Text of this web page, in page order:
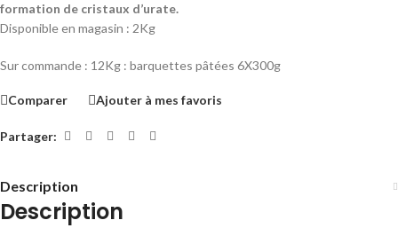
formation de cristaux d’urate.
Disponible en magasin : 2Kg
Sur commande : 12Kg : barquettes pâtées 6X300g
Comparer Ajouter à mes favoris
Partager:
Description
Description